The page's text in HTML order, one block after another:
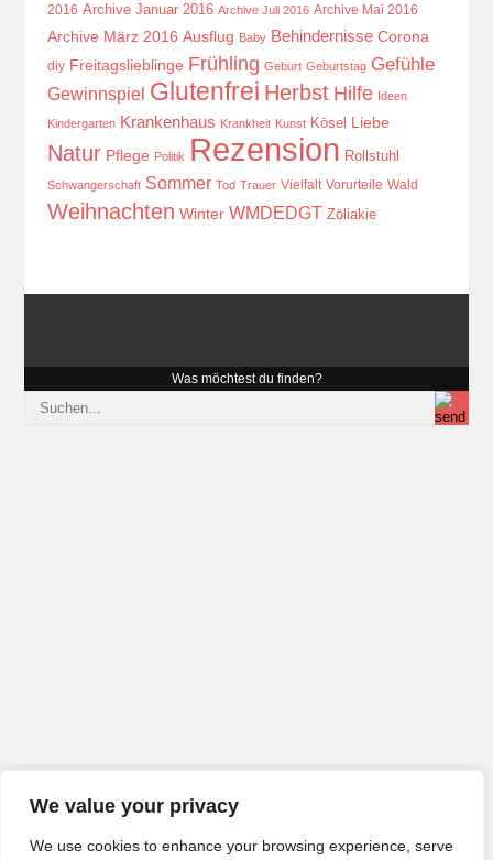
We value your privacy
We use cookies to enhance your browsing experience, serve
2016 Archive Januar 2016 Archive Juli 2016 Archive Mai 2016
Archive März 2016 Ausflug Baby Behindernisse Corona
diy Freitagslieblinge Frühling Geburt Geburtstag Gefühle
Gewinnspiel Glutenfrei Herbst Hilfe Ideen
Kindergarten Krankenhaus Krankheit Kunst Kösel Liebe
Natur Pflege Politik Rezension Rollstuhl
Schwangerschaft Sommer Tod Trauer Vielfalt Vorurteile Wald
Weihnachten Winter WMDEDGT Zöliakie
Was möchtest du finden?